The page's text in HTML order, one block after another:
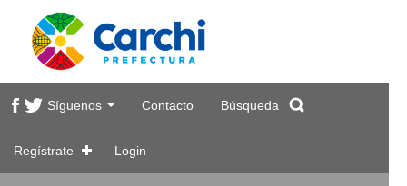
Síguenos Contacto Búsqueda
Regístrate Login